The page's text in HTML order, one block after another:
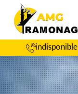
indisponible